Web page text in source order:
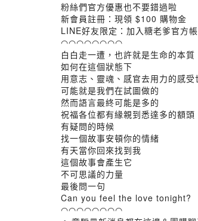
粉絲們官方優惠也不要錯過啦
新會員註冊：現領 $100 購物金
LINE好友限定：加入糖老爹官方
◠◠◠◠◠◠◠◠
白白走一遭，也許就是生命的本質
如何在這個狀態下
用意志、靈魂、感官去用力的感受
可能就是我們在試圖做的
然而語言最終可能是多的
祝福各位都有緣親到悉達多的額
有疑問的時候
找一個故事安頓你的情緒
有天當你回來找到我
這個故事會產生它
不可思議的力量
最後問一句
Can you feel the love tonight?
◠◠◠◠◠◠◠◠